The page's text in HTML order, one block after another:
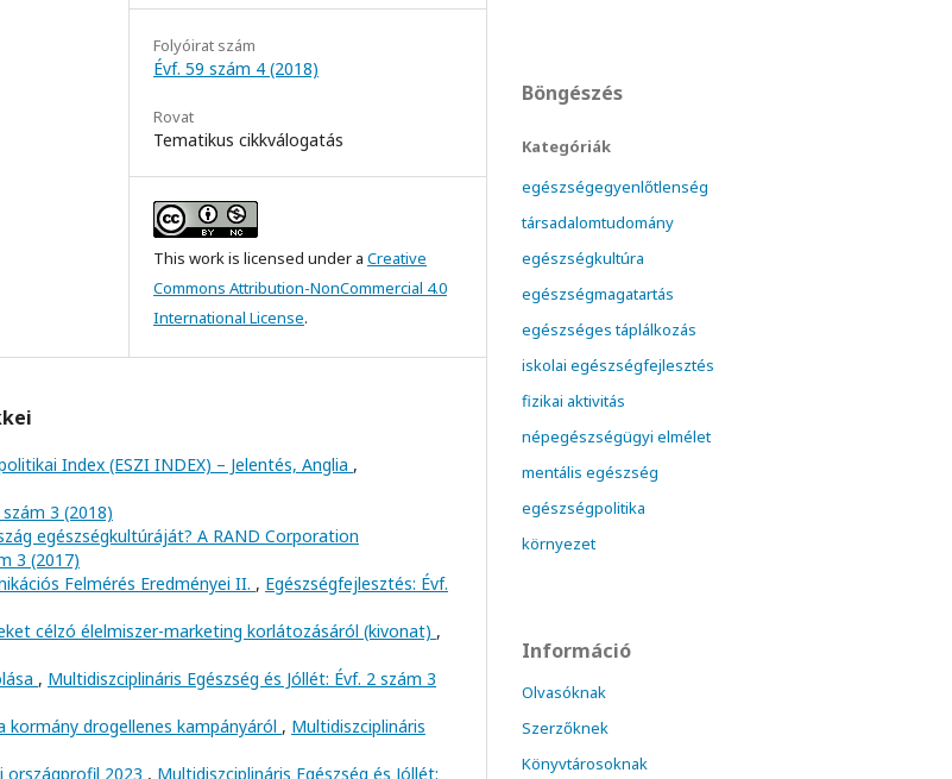
Folyóirat szám
Évf. 59 szám 4 (2018)
Rovat
Tematikus cikkválogatás
This work is licensed under a Creative
Commons Attribution-NonCommercial 4.0
International License.
Index (ESZI INDEX) – Jelentés, Anglia ,
3 (2018)
egészségkultúráját? A RAND Corporation
3 (2017)
Felmérés Eredményei II. , Egészségfejlesztés: Évf.
célzó élelmiszer-marketing korlátozásáról (kivonat) ,
, Multidiszciplináris Egészség és Jóllét: Évf. 2 szám 3
kormány drogellenes kampányáról , Multidiszciplináris
országprofil 2023 , Multidiszciplináris Egészség és Jóllét:
Böngészés
Kategóriák
egészségegyenlőtlenség
társadalomtudomány
egészségkultúra
egészségmagatartás
egészséges táplálkozás
iskolai egészségfejlesztés
fizikai aktivitás
népegészségügyi elmélet
mentális egészség
egészségpolitika
környezet
Információ
Olvasóknak
Szerzőknek
Könyvtárosoknak